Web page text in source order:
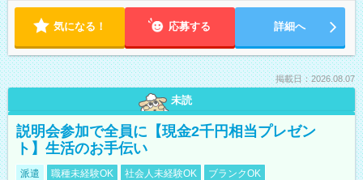
気になる！ 応募する 詳細へ
掲載日：2026.08.07
未読
説明会参加で全員に【現金2千円相当プレゼン
ト】生活のお手伝い
派遣 職種未経験OK 社会人未経験OK
ブランクOK